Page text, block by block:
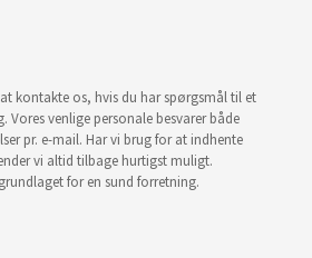
kontakte os, hvis du har spørgsmål til et
Vores venlige personale besvarer både
pr. e-mail. Har vi brug for at indhente
vi altid tilbage hurtigst muligt.
for en sund forretning.